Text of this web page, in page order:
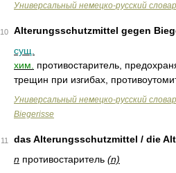
Универсальный немецко-русский
10
Alterungsschutzmittel gegen
сущ.
хим.
противостаритель,
трещин при изгибах,
Универсальный немецко-русский
Biegerisse
11
das Alterungsschutzmittel / die
n противостаритель (n)